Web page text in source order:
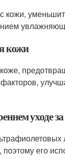
кожи,
кожи
уходе
его